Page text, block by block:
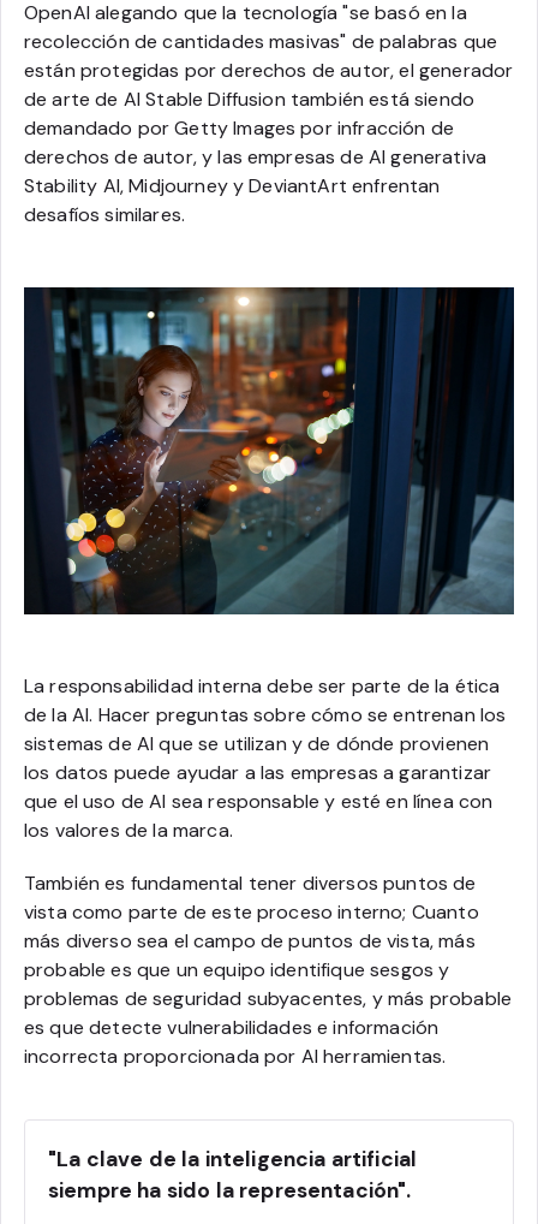
OpenAI alegando que la tecnología "se basó en la
recolección de cantidades masivas" de palabras que
están protegidas por derechos de autor, el generador
de arte de AI Stable Diffusion también está siendo
demandado por Getty Images por infracción de
derechos de autor, y las empresas de AI generativa
Stability AI, Midjourney y DeviantArt enfrentan
desafíos similares.
La responsabilidad interna debe ser parte de la ética
de la AI. Hacer preguntas sobre cómo se entrenan los
sistemas de AI que se utilizan y de dónde provienen
los datos puede ayudar a las empresas a garantizar
que el uso de AI sea responsable y esté en línea con
los valores de la marca.
También es fundamental tener diversos puntos de
vista como parte de este proceso interno; Cuanto
más diverso sea el campo de puntos de vista, más
probable es que un equipo identifique sesgos y
problemas de seguridad subyacentes, y más probable
es que detecte vulnerabilidades e información
incorrecta proporcionada por AI herramientas.
"La clave de la inteligencia artificial
siempre ha sido la representación".